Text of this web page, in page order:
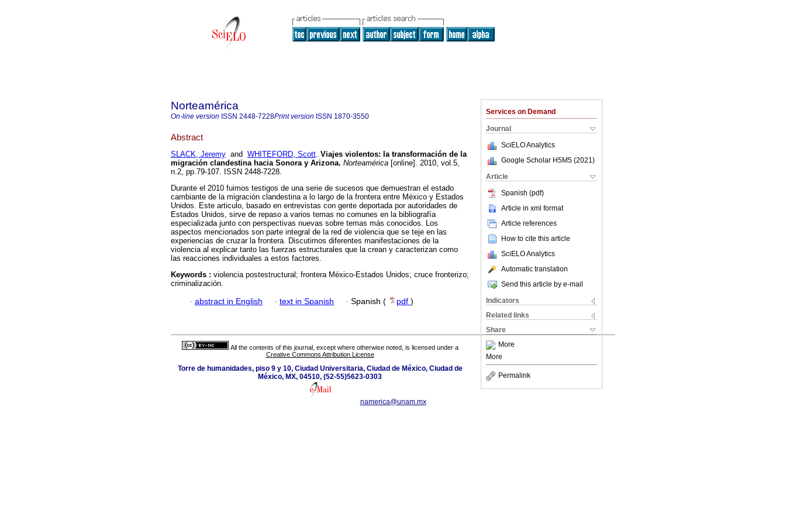
Services on Demand
Journal
SciELO Analytics
Google Scholar H5M5 (2021 )
Article
Spanish (pdf)
Article in xml format
Article references
How to cite this article
SciELO Analytics
Automatic translation
Send this article by e-mail
Indicators
Related links
Share
More
More
Permalink
Norteamérica
On-line version ISSN 2448-7228Print version ISSN 1870-3550
Abstract
SLACK, Jeremy and WHITEFORD, Scott. Viajes violentos: la transformación de la
migración clandestina hacia Sonora y Arizona. Norteamérica [online]. 2010, vol.5,
n.2, pp.79-107. ISSN 2448-7228.
Durante el 2010 fuimos testigos de una serie de sucesos que demuestran el estado
cambiante de la migración clandestina a lo largo de la frontera entre México y Estados
Unidos. Este articulo, basado en entrevistas con gente deportada por autoridades de
Estados Unidos, sirve de repaso a varios temas no comunes en la bibliografía
especializada junto con perspectivas nuevas sobre temas más conocidos. Los
aspectos mencionados son parte integral de la red de violencia que se teje en las
experiencias de cruzar la frontera. Discutimos diferentes manifestaciones de la
violencia al explicar tanto las fuerzas estructurales que la crean y caracterizan como
las reacciones individuales a estos factores.
Keywords : violencia postestructural; frontera México-Estados Unidos; cruce fronterizo;
criminalización.
· abstract in English · text in Spanish · Spanish ( pdf )
All the contents of this journal, except where otherwise noted, is licensed under a
Creative Commons Attribution License
Torre de humanidades, piso 9 y 10, Ciudad Universitaria, Ciudad de México, Ciudad de
México, MX, 04510, (52-55)5623-0303
namerica@unam.mx